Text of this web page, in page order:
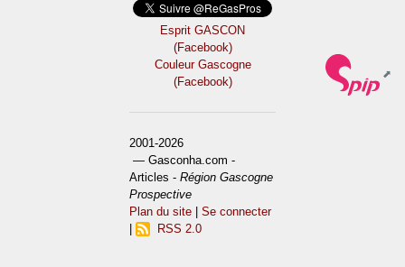
Esprit GASCON
(Facebook)
Couleur Gascogne
(Facebook)
2001-2026
— Gasconha.com -
Articles -Région Gascogne
Prospective
Plan du site |Se connecter
RSS 2.0